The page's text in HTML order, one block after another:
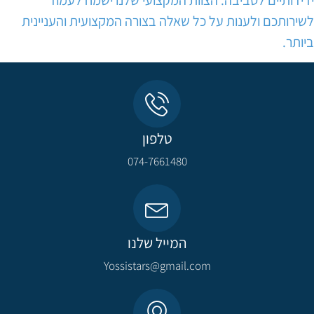
לשירותכם ולענות על כל שאלה בצורה המקצועית והעניינית
ביותר.
טלפון
074-7661480
המייל שלנו
Yossistars@gmail.com​